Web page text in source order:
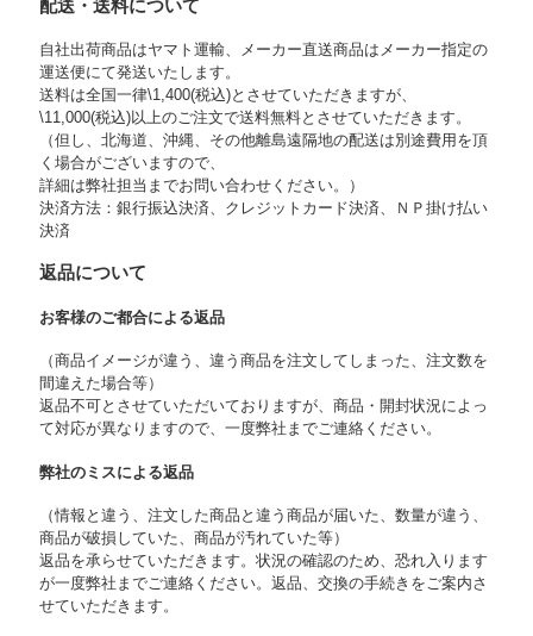
配送・送料について
自社出荷商品はヤマト運輸、メーカー直送商品はメーカー指定の
運送便にて発送いたします。
送料は全国一律\1,400(税込)とさせていただきますが、
\11,000(税込)以上のご注文で送料無料とさせていただきます。
（但し、北海道、沖縄、その他離島遠隔地の配送は別途費用を頂
く場合がございますので、
詳細は弊社担当までお問い合わせください。）
決済方法：銀行振込決済、クレジットカード決済、ＮＰ掛け払い
決済
返品について
お客様のご都合による返品
（商品イメージが違う、違う商品を注文してしまった、注文数を
間違えた場合等）
返品不可とさせていただいておりますが、商品・開封状況によっ
て対応が異なりますので、一度弊社までご連絡ください。
弊社のミスによる返品
（情報と違う、注文した商品と違う商品が届いた、数量が違う、
商品が破損していた、商品が汚れていた等）
返品を承らせていただきます。状況の確認のため、恐れ入ります
が一度弊社までご連絡ください。返品、交換の手続きをご案内さ
せていただきます。